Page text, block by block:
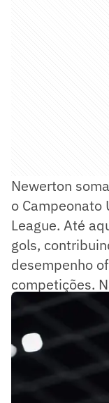
Newerton
o Campeonato
League. Até
gols,
desempenho
competições.
jogos pelo